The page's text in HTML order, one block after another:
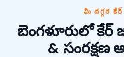
మీ దగ్గర
బెంగళూరులో కేర్
& సంరక్షణ